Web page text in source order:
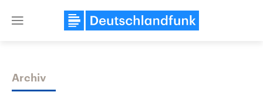
Close
Archiv